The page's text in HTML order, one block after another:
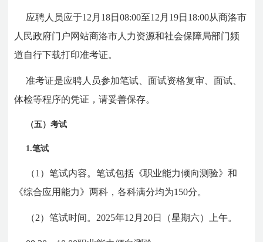
应聘人员应于12月18日08:00至12月19日18:00从商洛市
人民政府门户网站商洛市人力资源和社会保障局部门频
道自行下载打印准考证。
准考证是应聘人员参加笔试、面试资格复审、面试、
体检等程序的凭证，请妥善保存。
（五）考试
1.笔试
（1）笔试内容。笔试包括《职业能力倾向测验》和
《综合应用能力》两科，各科满分均为150分。
（2）笔试时间。2025年12月20日（星期六）上午。